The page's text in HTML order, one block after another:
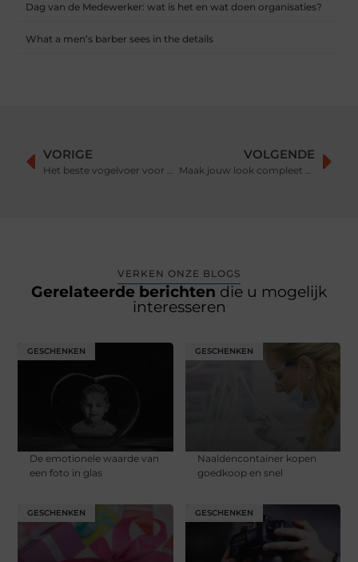
Dag van de Medewerker: wat is het en wat doen organisaties?
What a men’s barber sees in the details
VORIGE
Het beste vogelvoer voor uw vogel bij een gespecialiseerde vogelwinkel
VOLGENDE
Maak jouw look compleet met een leren tas
VERKEN ONZE BLOGS
Gerelateerde berichten die u mogelijk
interesseren
GESCHENKEN
De emotionele waarde van
een foto in glas
GESCHENKEN
Naaldencontainer kopen
goedkoop en snel
GESCHENKEN GESCHENKEN